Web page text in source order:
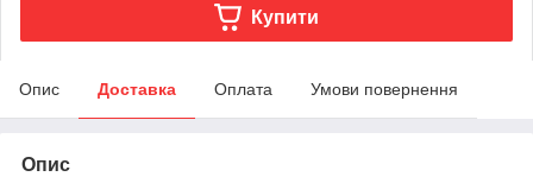
Купити
Опис Доставка Оплата Умови повернення
Опис